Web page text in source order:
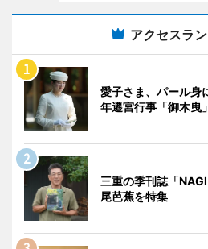
アクセスラ
愛子さま、パール
年遷宮行事「御木曳
三重の季刊誌「
尾芭蕉を特集